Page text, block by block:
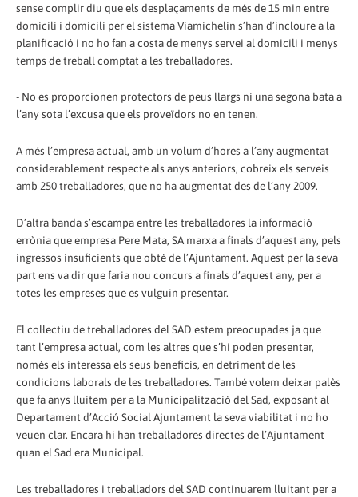
sense complir diu que els desplaçaments de més de 15 min entre
domicili i domicili per el sistema Viamichelin s’han d’incloure a la
planificació i no ho fan a costa de menys servei al domicili i menys
temps de treball comptat a les treballadores.
- No es proporcionen protectors de peus llargs ni una segona bata a
l’any sota l’excusa que els proveïdors no en tenen.
A més l’empresa actual, amb un volum d’hores a l’any augmentat
considerablement respecte als anys anteriors, cobreix els serveis
amb 250 treballadores, que no ha augmentat des de l’any 2009.
D’altra banda s’escampa entre les treballadores la informació
errònia que empresa Pere Mata, SA marxa a finals d’aquest any, pels
ingressos insuficients que obté de l’Ajuntament. Aquest per la seva
part ens va dir que faria nou concurs a finals d’aquest any, per a
totes les empreses que es vulguin presentar.
El col·lectiu de treballadores del SAD estem preocupades ja que
tant l’empresa actual, com les altres que s’hi poden presentar,
només els interessa els seus beneficis, en detriment de les
condicions laborals de les treballadores. També volem deixar palès
que fa anys lluitem per a la Municipalització del Sad, exposant al
Departament d’Acció Social Ajuntament la seva viabilitat i no ho
veuen clar. Encara hi han treballadores directes de l’Ajuntament
quan el Sad era Municipal.
Les treballadores i treballadors del SAD continuarem lluitant per a